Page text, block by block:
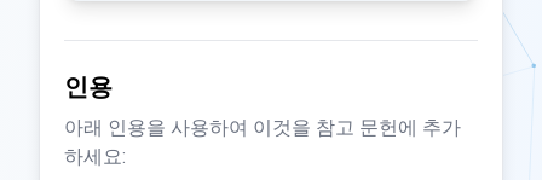
인용
아래 인용을 사용하여 이것을 참고 문헌에 추가
하세요: